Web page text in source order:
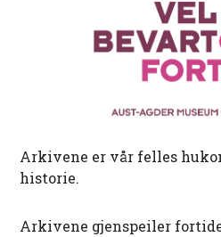
Arkivene er vår felles
historie.
Arkivene gjenspeiler